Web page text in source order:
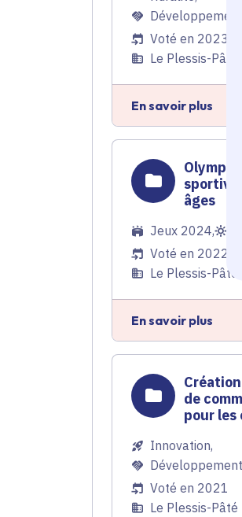
Développement
Voté en 2023
Le Plessis-
En savoir plus
sportive
âges
Jeux 2024,
Voté en 2022
Le Plessis-Pâté
En savoir plus
de
pour les
Innovation,
Voté en 2021
Le Plessis-Pâté